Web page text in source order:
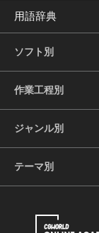
用語辞典
ソフト別
作業工程別
ジャンル別
テーマ別